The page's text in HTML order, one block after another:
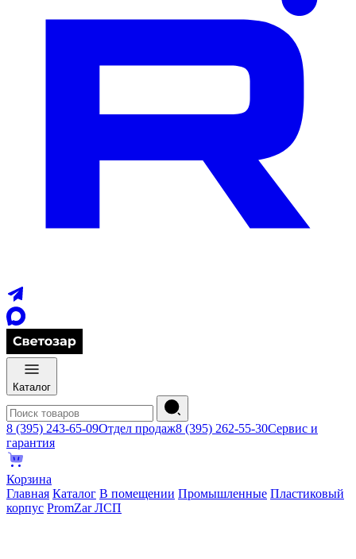
Каталог
8 (395) 243-65-09Отдел продаж8 (395) 262-55-30Сервис и
гарантия
Корзина
Главная Каталог В помещении Промышленные Пластиковый
корпус PromZar ЛСП